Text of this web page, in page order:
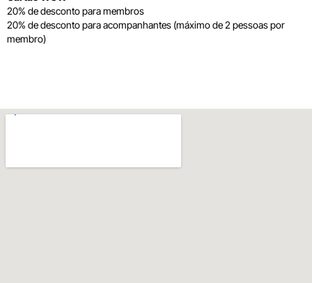
20% de desconto para membros
20% de desconto para acompanhantes (máximo de 2 pessoas por
membro)